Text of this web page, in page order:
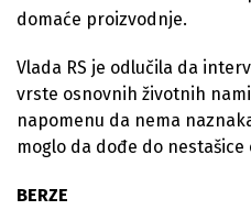
domaće proizvodnje.
Vlada RS je odlučila da
vrste osnovnih životnih
napomenu da nema
moglo da dođe do nestašice
BERZE